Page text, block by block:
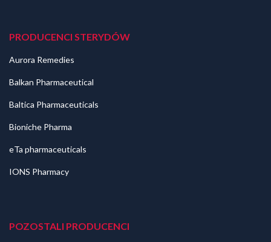
PRODUCENCI STERYDÓW
Aurora Remedies
Balkan Pharmaceutical
Baltica Pharmaceuticals
Bioniche Pharma
eTa pharmaceuticals
IONS Pharmacy
POZOSTALI PRODUCENCI